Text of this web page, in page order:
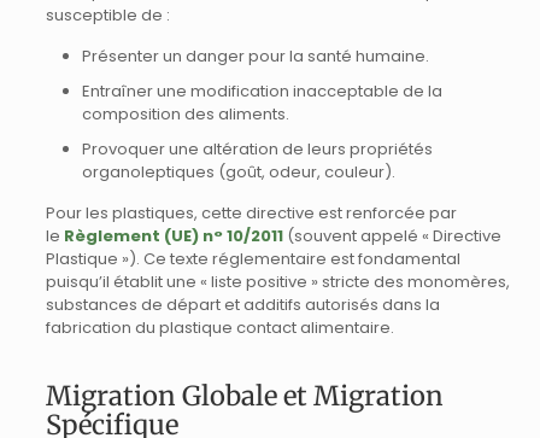
susceptible de :
Présenter un danger pour la santé humaine.
Entraîner une modification inacceptable de la
composition des aliments.
Provoquer une altération de leurs propriétés
organoleptiques (goût, odeur, couleur).
Pour les plastiques, cette directive est renforcée par
le Règlement (UE) n° 10/2011 (souvent appelé « Directive
Plastique »). Ce texte réglementaire est fondamental
puisqu’il établit une « liste positive » stricte des monomères,
substances de départ et additifs autorisés dans la
fabrication du plastique contact alimentaire.
Migration Globale et Migration
Spécifique